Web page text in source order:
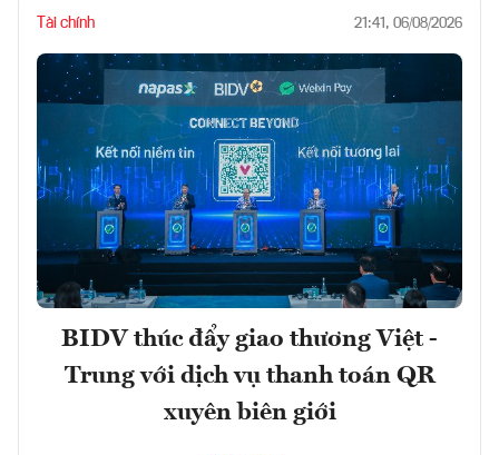
Tài chính 21:41, 06/08/2026
BIDV thúc đẩy giao thương Việt -
Trung với dịch vụ thanh toán QR
xuyên biên giới